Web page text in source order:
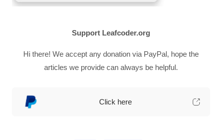
Support Leafcoder.org
Hi there! We accept any donation via PayPal, hope the
articles we provide can always be helpful.
Click here